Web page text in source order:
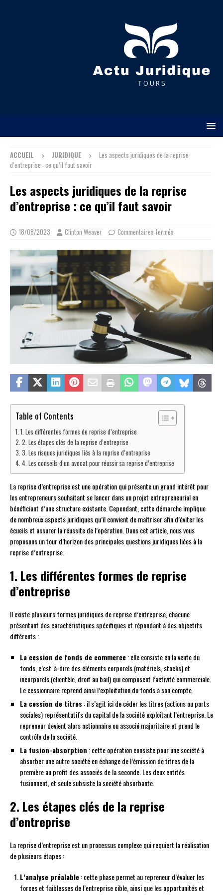
ACCUEIL JURIDIQUE
Les aspects juridiques de la reprise
d’entreprise : ce qu’il faut savoir
Les aspects juridiques de la reprise
d’entreprise : ce qu’il faut savoir
18/08/2023 Clinton Weaver Commentaires fermés
Table of Contents
1. Les différentes formes de reprise d’entreprise
2. Les étapes clés de la reprise d’entreprise
3. Les risques juridiques liés à la reprise d’entreprise
4. Les conseils d’un avocat pour réussir sa reprise d’entreprise
La reprise d’entreprise est une opération qui présente un grand intérêt pour
les entrepreneurs souhaitant se lancer dans un projet entrepreneurial en
bénéficiant d’une structure existante. Cependant, cette démarche implique
de nombreux aspects juridiques qu’il convient de maîtriser afin d’éviter les
écueils et assurer la réussite de l’opération. Dans cet article, nous vous
proposons un tour d’horizon des principales questions juridiques liées à la
reprise d’entreprise.
1. Les différentes formes de reprise
d’entreprise
Il existe plusieurs formes juridiques de reprise d’entreprise, chacune
présentant des caractéristiques spécifiques et répondant à des objectifs
différents :
La cession de fonds de commerce: elle consiste en la vente du
fonds, c’est-à-dire des éléments corporels (matériels, stocks) et
incorporels (clientèle, droit au bail) qui composent l’activité commerciale.
Le cessionnaire reprend ainsi l’exploitation du fonds à son compte.
La cession de titres : il s’agit ici de céder les titres (actions ou parts
sociales) représentatifs du capital de la société exploitant l’entreprise. Le
repreneur devient alors actionnaire ou associé majoritaire et prend le
contrôle de la société.
La fusion-absorption : cette opération consiste pour une société à
absorber une autre société en échange de l’émission de titres de la
première au profit des associés de la seconde. Les deux entités
fusionnent, et seule subsiste la société absorbante.
2. Les étapes clés de la reprise
d’entreprise
La reprise d’entreprise est un processus complexe qui requiert la réalisation
de plusieurs étapes :
L’analyse préalable: cette phase permet au repreneur d’évaluer les
forces et faiblesses de l’entreprise cible, ainsi que les opportunités et